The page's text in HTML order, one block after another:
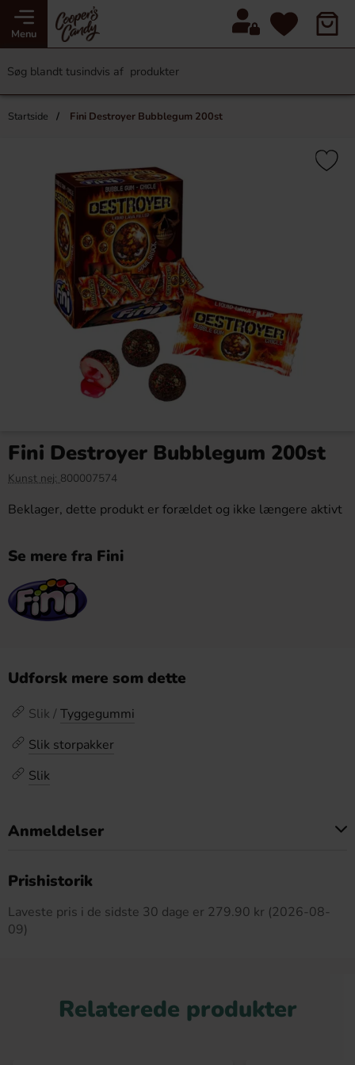
Menu
Startside Fini Destroyer Bubblegum 200st
Fini Destroyer Bubblegum 200st
Kunst nej: 800007574
Beklager, dette produkt er forældet og ikke længere aktivt
Se mere fra Fini
Udforsk mere som dette
Slik / Tyggegummi
Slik storpakker
Slik
Anmeldelser
Prishistorik
Laveste pris i de sidste 30 dage er 279.90 kr (2026-08-
09)
Relaterede produkter